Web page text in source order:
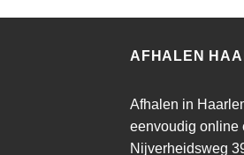
AFHALEN
Afhalen in
eenvoudig online
Nijverheidsweg